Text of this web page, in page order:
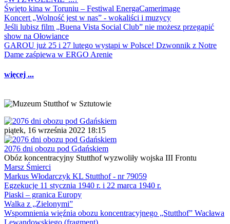
Święto kina w Toruniu – Festiwal EnergaCamerimage
Koncert „Wolność jest w nas” - wokaliści i muzycy
Jeśli lubisz film „Buena Vista Social Club” nie możesz przegapić
show na Ołowiance
GAROU już 25 i 27 lutego wystąpi w Polsce! Dzwonnik z Notre
Dame zaśpiewa w ERGO Arenie
więcej ...
piątek, 16 września 2022 18:15
2076 dni obozu pod Gdańskiem
Obóz koncentracyjny Stutthof wyzwoliły wojska III Frontu
Marsz Śmierci
Markus Włodarczyk KL Stutthof - nr 79059
Egzekucje 11 stycznia 1940 r. i 22 marca 1940 r.
Piaski – granica Europy
Walka z „Zielonymi”
Wspomnienia więźnia obozu koncentracyjnego „Stutthof” Wacława